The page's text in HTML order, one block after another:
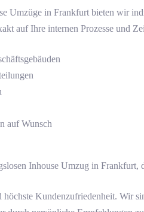
Umzüge in Frankfurt bieten wir
auf Ihre internen Prozesse und
auf Wunsch
Inhouse Umzug in Frankfurt,
Kundenzufriedenheit. Wir